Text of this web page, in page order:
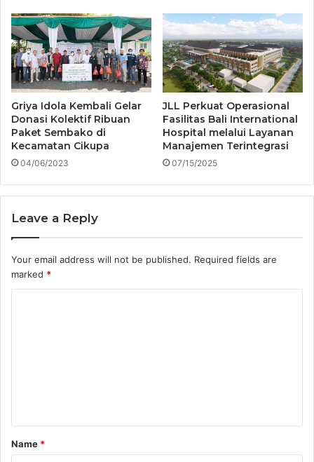
Griya Idola Kembali Gelar
Donasi Kolektif Ribuan
Paket Sembako di
Kecamatan Cikupa
04/06/2023
JLL Perkuat Operasional
Fasilitas Bali International
Hospital melalui Layanan
Manajemen Terintegrasi
07/15/2025
Leave a Reply
Your email address will not be published. Required fields are
marked *
t
*
Name *